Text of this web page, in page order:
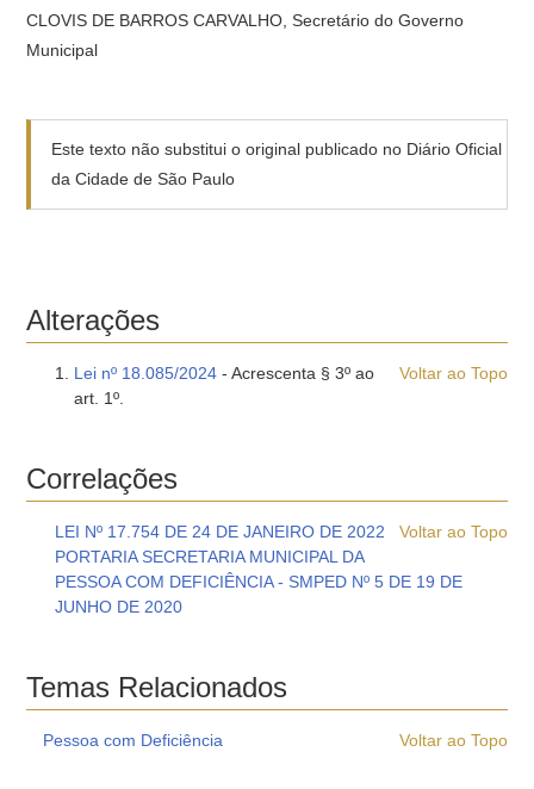
CLOVIS DE BARROS CARVALHO, Secretário do Governo
Municipal
Este texto não substitui o original publicado no Diário Oficial
da Cidade de São Paulo
Alterações
Voltar ao Topo
Lei nº 18.085/2024 - Acrescenta § 3º ao
art. 1º.
Correlações
Voltar ao Topo
LEI Nº 17.754 DE 24 DE JANEIRO DE 2022
PORTARIA SECRETARIA MUNICIPAL DA
PESSOA COM DEFICIÊNCIA - SMPED Nº 5 DE 19 DE
JUNHO DE 2020
Temas Relacionados
Voltar ao Topo
Pessoa com Deficiência